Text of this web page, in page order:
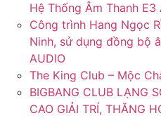
Hệ Thống Âm Thanh E3
Công trình Hang Ngọc
Ninh, sử dụng đồng bộ
AUDIO
The King Club – Mộc
BIGBANG CLUB LẠNG
CAO GIẢI TRÍ, THĂNG